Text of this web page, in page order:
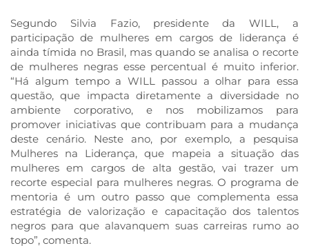
Segundo Silvia Fazio, presidente da WILL, a
participação de mulheres em cargos de liderança é
ainda tímida no Brasil, mas quando se analisa o recorte
de mulheres negras esse percentual é muito inferior.
“Há algum tempo a WILL passou a olhar para essa
questão, que impacta diretamente a diversidade no
ambiente corporativo, e nos mobilizamos para
promover iniciativas que contribuam para a mudança
deste cenário. Neste ano, por exemplo, a pesquisa
Mulheres na Liderança, que mapeia a situação das
mulheres em cargos de alta gestão, vai trazer um
recorte especial para mulheres negras. O programa de
mentoria é um outro passo que complementa essa
estratégia de valorização e capacitação dos talentos
negros para que alavanquem suas carreiras rumo ao
topo”, comenta.